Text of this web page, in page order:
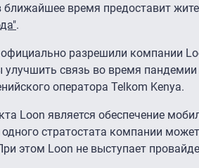
ближайшее время предоставит
.
разрешили компании
улучшить связь во время
оператора Telkom Kenya.
Loon является обеспечение
одного стратостата компании
этом Loon не выступает